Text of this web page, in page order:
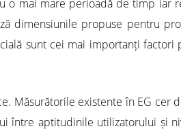
o mai mare perioadă de timp iar
dimensiunile propuse pentru
sunt cei mai importanți factori
Măsurătorile existente în EG cer
între aptitudinile utilizatorului și